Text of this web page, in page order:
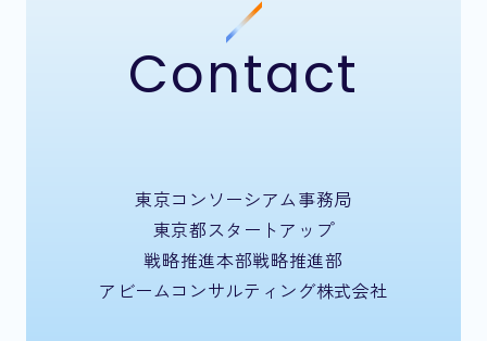
Contact
東京コンソーシアム事務局
東京都スタートアップ
戦略推進本部戦略推進部
アビームコンサルティング株式会社